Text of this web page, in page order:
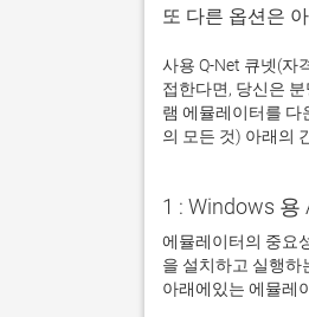
또 다른 옵션은
사용 Q-Net 큐넷(자
접한다면, 당신은
램 에뮬레이터를 다
의 모든 것) 아래의
1 : Windows
에뮬레이터의 중요
을 설치하고 실행하